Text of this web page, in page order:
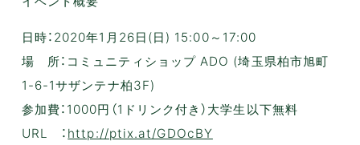
日時：2020年1月26日(日) 15:00～17:00
場 所：コミュニティショップ ADO (埼玉県柏市旭町
1-6-1サザンテナ柏3F)
参加費：1000円（1ドリンク付き）大学生以下無料
URL ： http://ptix.at/GDOcBY